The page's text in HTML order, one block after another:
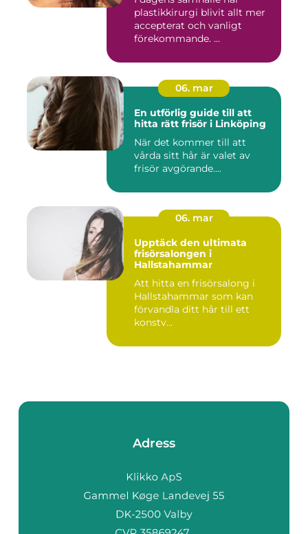
plastikkirurgi blivit allt mer
accepterat och vanligt
förekommande. ...
06. mar
En utförlig guide till att
hitta rätt frisör i Linköping
När det kommer till att
vårda sitt hår är valet av
frisör avgörande....
06. mar
Upptäck den ultimata
frisörsalongen i
Hallstahammar
Att hitta en frisörsalong i
Hallstahammar som kan
förvandla ditt hår till ett
konstv...
Adress